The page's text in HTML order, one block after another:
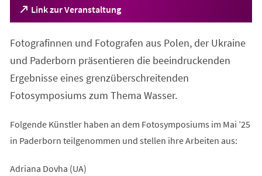
Link zur Veranstaltung
(Öffnet
in
neuen
Tab)
Fotografinnen und Fotografen aus Polen, der Ukraine
und Paderborn präsentieren die beeindruckenden
Ergebnisse eines grenzüberschreitenden
Fotosymposiums zum Thema Wasser.
Folgende Künstler haben an dem Fotosymposiums im Mai ’25
in Paderborn teilgenommen und stellen ihre Arbeiten aus:
Adriana Dovha (UA)